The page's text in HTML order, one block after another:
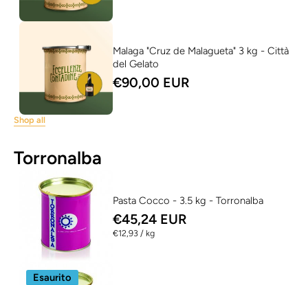
Malaga "Cruz de Malagueta" 3 kg - Città
del Gelato
€90,00 EUR
Shop all
Torronalba
Pasta Cocco - 3.5 kg - Torronalba
€45,24 EUR
€12,93 / per
kg
Esaurito